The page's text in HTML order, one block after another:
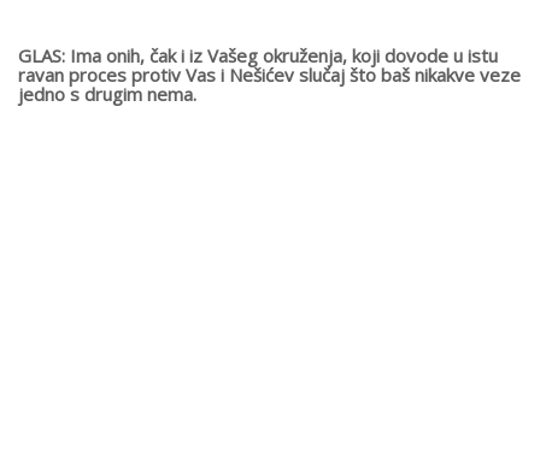
GLAS: Ima onih, čak i iz Vašeg okruženja, koji dovode u istu
ravan proces protiv Vas i Nešićev slučaj što baš nikakve veze
jedno s drugim nema.